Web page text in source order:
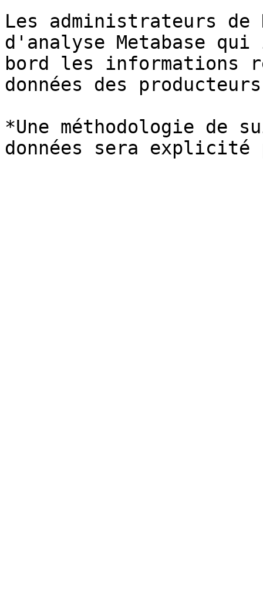
Les administrateurs
d'analyse Metabase
bord les informations
données des
*Une méthodologie de